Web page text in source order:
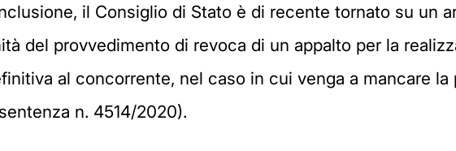
il Consiglio di Stato è di recente tornato su un
del provvedimento di revoca di un appalto per la
al concorrente, nel caso in cui venga a mancare
n. 4514/2020).